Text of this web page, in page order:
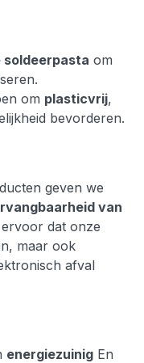
soldeerpasta om
om plasticvrij,
bevorderen.
geven we
van
dat onze
maar ook
afval
energiezuinig En